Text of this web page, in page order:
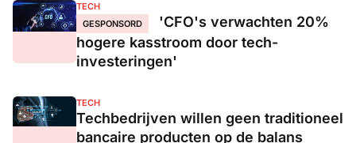
TECH
GESPONSORD
'CFO's verwachten 20%
hogere kasstroom door tech-
investeringen'
TECH
Techbedrijven willen geen traditioneel
bancaire producten op de balans